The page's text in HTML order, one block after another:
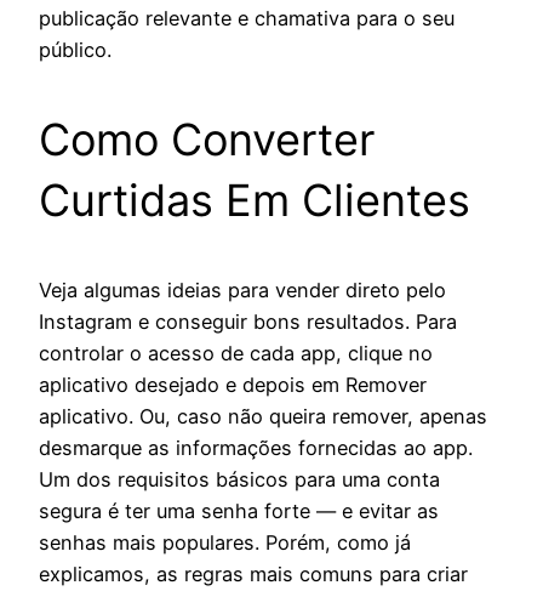
publicação relevante e chamativa para o seu
público.
Como Converter
Curtidas Em Clientes
Veja algumas ideias para vender direto pelo
Instagram e conseguir bons resultados. Para
controlar o acesso de cada app, clique no
aplicativo desejado e depois em Remover
aplicativo. Ou, caso não queira remover, apenas
desmarque as informações fornecidas ao app.
Um dos requisitos básicos para uma conta
segura é ter uma senha forte — e evitar as
senhas mais populares. Porém, como já
explicamos, as regras mais comuns para criar